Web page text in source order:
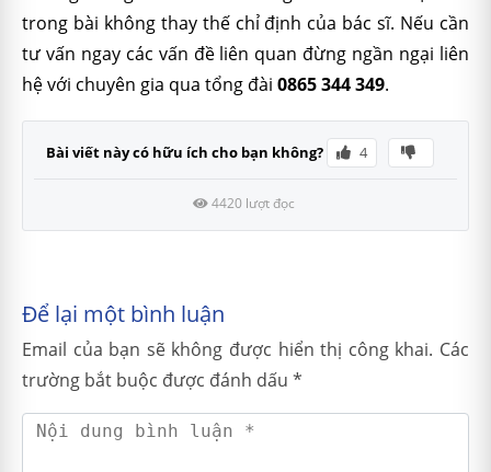
trong bài không thay thế chỉ định của bác sĩ. Nếu cần
tư vấn ngay các vấn đề liên quan đừng ngần ngại liên
hệ với chuyên gia qua tổng đài 0865 344 349.
Bài viết này có hữu ích cho bạn không? 4
4420 lượt đọc
Để lại một bình luận
Email của bạn sẽ không được hiển thị công khai. Các
trường bắt buộc được đánh dấu *